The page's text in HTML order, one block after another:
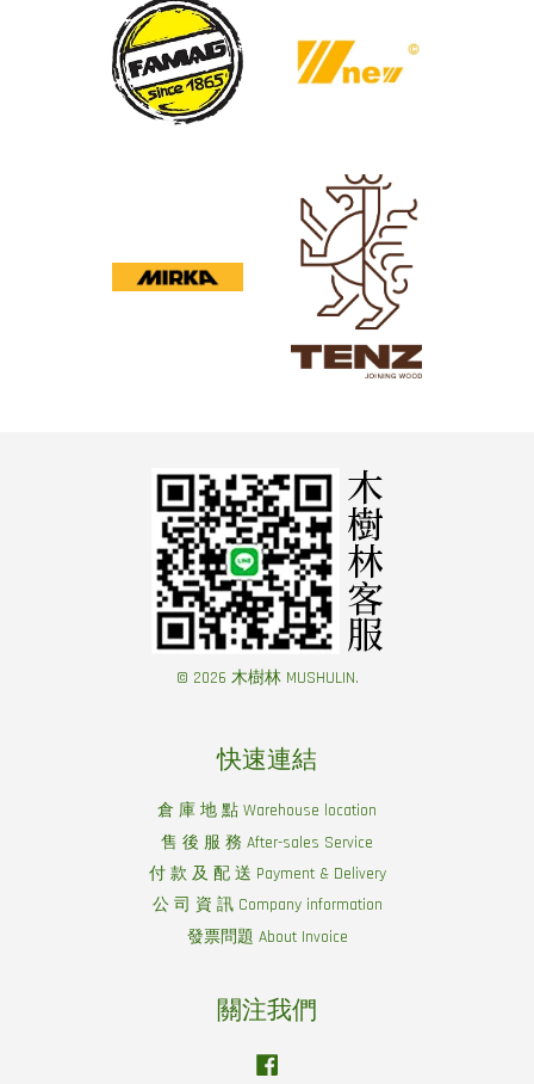
© 2026 木樹林 MUSHULIN.
快速連結
倉 庫 地 點 Warehouse location
售 後 服 務 After-sales Service
付 款 及 配 送 Payment & Delivery
公 司 資 訊 Company information
發票問題 About Invoice
關注我們